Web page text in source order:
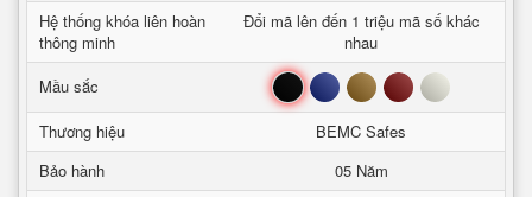
Hệ thống khóa liên hoàn
thông minh
Đổi mã lên đến 1 triệu mã số khác
nhau
Mầu sắc
Đen Xanh Nâu Đỏ Trắng
Thương hiệu
BEMC Safes
Bảo hành
05 Năm